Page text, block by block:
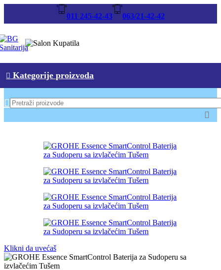
011 245-42-43 063/21-42-42
Kategorije proizvoda
Klikni da uvećaš